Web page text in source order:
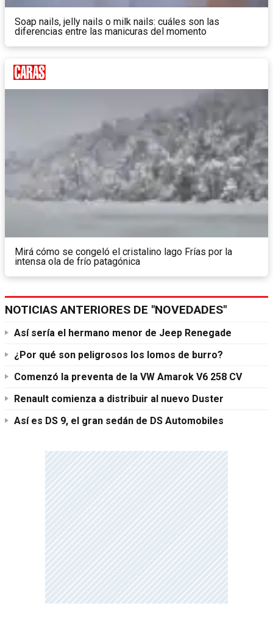
Soap nails, jelly nails o milk nails: cuáles son las
diferencias entre las manicuras del momento
Mirá cómo se congeló el cristalino lago Frías por la
intensa ola de frío patagónica
NOTICIAS ANTERIORES DE "NOVEDADES"
Así sería el hermano menor de Jeep Renegade
¿Por qué son peligrosos los lomos de burro?
Comenzó la preventa de la VW Amarok V6 258 CV
Renault comienza a distribuir al nuevo Duster
Así es DS 9, el gran sedán de DS Automobiles